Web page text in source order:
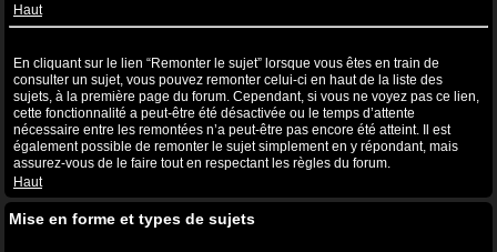
Haut
En cliquant sur le lien “Remonter le sujet” lorsque vous êtes en train de
consulter un sujet, vous pouvez remonter celui-ci en haut de la liste des
sujets, à la première page du forum. Cependant, si vous ne voyez pas ce lien,
cette fonctionnalité a peut-être été désactivée ou le temps d’attente
nécessaire entre les remontées n’a peut-être pas encore été atteint. Il est
également possible de remonter le sujet simplement en y répondant, mais
assurez-vous de le faire tout en respectant les règles du forum.
Haut
Mise en forme et types de sujets